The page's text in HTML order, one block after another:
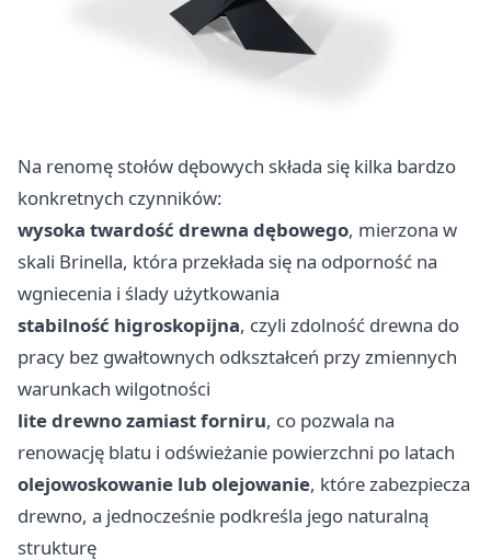
Na renomę stołów dębowych składa się kilka bardzo
konkretnych czynników:
wysoka twardość drewna dębowego, mierzona w
skali Brinella, która przekłada się na odporność na
wgniecenia i ślady użytkowania
stabilność higroskopijna, czyli zdolność drewna do
pracy bez gwałtownych odkształceń przy zmiennych
warunkach wilgotności
lite drewno zamiast forniru, co pozwala na
renowację blatu i odświeżanie powierzchni po latach
olejowoskowanie lub olejowanie, które zabezpiecza
drewno, a jednocześnie podkreśla jego naturalną
strukturę